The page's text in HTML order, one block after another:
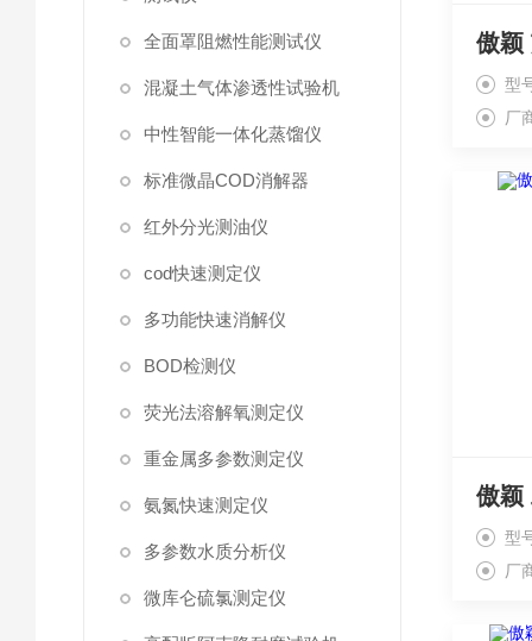
全面罩阻燃性能测试仪
混凝土气体渗透性试验机
中性智能一体化蒸馏仪
标准微晶COD消解器
红外分光测油仪
cod快速测定仪
多功能快速消解仪
BOD检测仪
荧光法溶解氧测定仪
重金属多参数测定仪
氨氮快速测定仪
多参数水质分析仪
微库仑硫氯测定仪
傲颖
型
厂
型
厂